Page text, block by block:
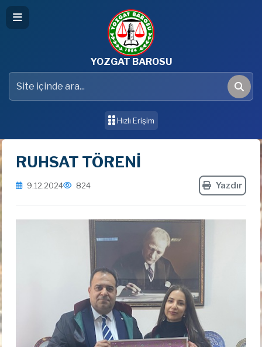
YOZGAT BAROSU
Site içinde ara
Ara
Hızlı Erişim
RUHSAT TÖRENİ
9.12.2024 824 Yazdır